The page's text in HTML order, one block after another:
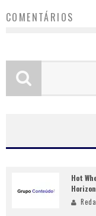
COMENTÁRIOS
Hot